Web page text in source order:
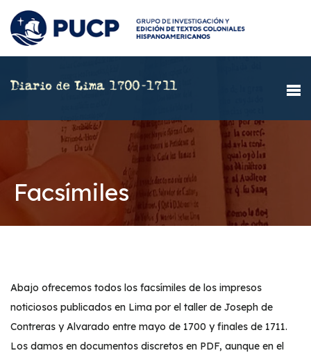
Facsímiles
Abajo ofrecemos todos los facsímiles de los impresos
noticiosos publicados en Lima por el taller de Joseph de
Contreras y Alvarado entre mayo de 1700 y finales de 1711.
Los damos en documentos discretos en PDF, aunque en el